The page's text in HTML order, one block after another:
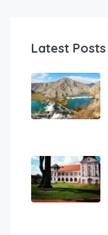
Latest Posts